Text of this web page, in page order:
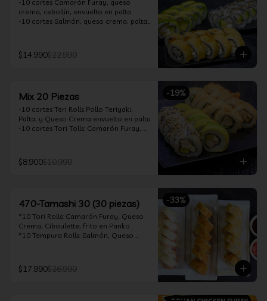
-10 cortes Camarón Furay, queso
crema, cebollín, envuelto en palta
-10 cortes Salmón, queso crema, palta,
cebollín, frito en tempura
*Incluye 2 soya 30ml / 2 palitos / 1 salsa
$14.990$22.990
-19%
Mix 20 Piezas
-10 cortes Teri Rolls Pollo Teriyaki,
Palta, y Queso Crema envuelto en palta
-10 cortes Tori Tolls: Camarón Furay,
teriyaki 30ml
$8.900$10.990
-33%
470-Tamashi 30 (30 piezas)
*10 Tori Rolls: Camarón Furay, Queso
Crema, Ciboulette, frito en Panko
*10 Tempura Rolls: Salmón, Queso
furay, queso crema y cebollín, envuelto
en salmón y bañado en salsa
$17.990$26.990